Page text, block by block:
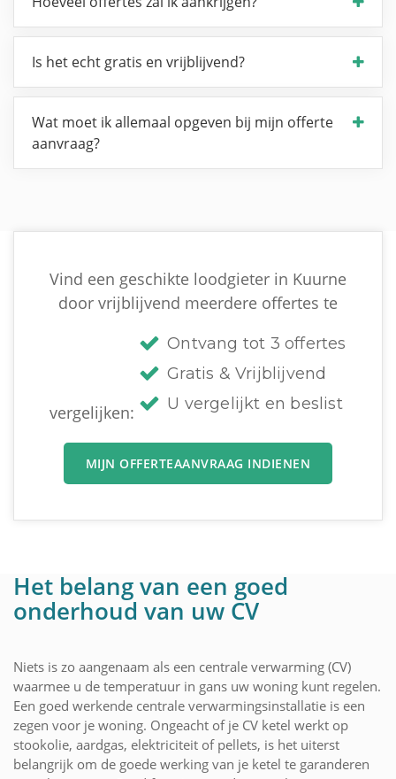
Is het echt gratis en vrijblijvend?
Wat moet ik allemaal opgeven bij mijn offerte
aanvraag?
Vind een geschikte loodgieter in Kuurne
door vrijblijvend meerdere offertes te
vergelijken:
Ontvang tot 3 offertes
Gratis & Vrijblijvend
U vergelijkt en beslist
MIJN OFFERTEAANVRAAG INDIENEN
Het belang van een goed
onderhoud van uw CV
Niets is zo aangenaam als een centrale verwarming (CV)
waarmee u de temperatuur in gans uw woning kunt regelen.
Een goed werkende centrale verwarmingsinstallatie is een
zegen voor je woning. Ongeacht of je CV ketel werkt op
stookolie, aardgas, elektriciteit of pellets, is het uiterst
belangrijk om de goede werking van je ketel te garanderen